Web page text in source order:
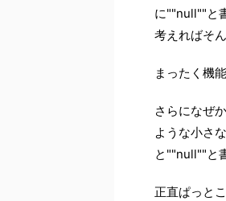
に""null""と
考えればそ
まったく機
さらになぜ
ような小さ
と""null""と
正直ぱっと